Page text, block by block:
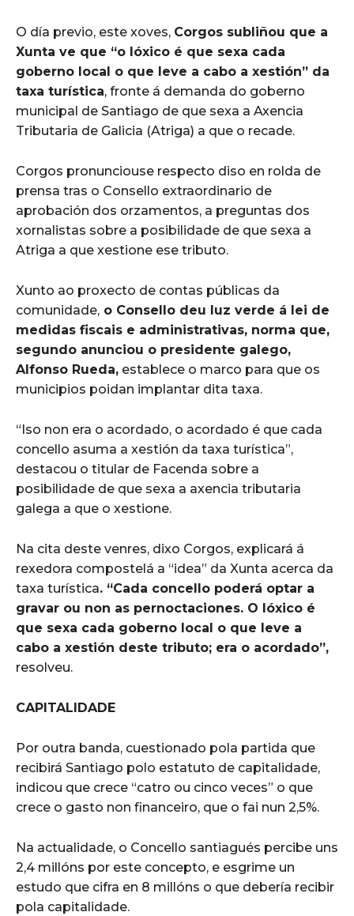
O día previo, este xoves, Corgos subliñou que a
Xunta ve que “o lóxico é que sexa cada
goberno local o que leve a cabo a xestión” da
taxa turística, fronte á demanda do goberno
municipal de Santiago de que sexa a Axencia
Tributaria de Galicia (Atriga) a que o recade.
Corgos pronunciouse respecto diso en rolda de
prensa tras o Consello extraordinario de
aprobación dos orzamentos, a preguntas dos
xornalistas sobre a posibilidade de que sexa a
Atriga a que xestione ese tributo.
Xunto ao proxecto de contas públicas da
comunidade, o Consello deu luz verde á lei de
medidas fiscais e administrativas, norma que,
segundo anunciou o presidente galego,
Alfonso Rueda, establece o marco para que os
municipios poidan implantar dita taxa.
“Iso non era o acordado, o acordado é que cada
concello asuma a xestión da taxa turística”,
destacou o titular de Facenda sobre a
posibilidade de que sexa a axencia tributaria
galega a que o xestione.
Na cita deste venres, dixo Corgos, explicará á
rexedora compostelá a “idea” da Xunta acerca da
taxa turística. “Cada concello poderá optar a
gravar ou non as pernoctaciones. O lóxico é
que sexa cada goberno local o que leve a
cabo a xestión deste tributo; era o acordado”,
resolveu.
CAPITALIDADE
Por outra banda, cuestionado pola partida que
recibirá Santiago polo estatuto de capitalidade,
indicou que crece “catro ou cinco veces” o que
crece o gasto non financeiro, que o fai nun 2,5%.
Na actualidade, o Concello santiagués percibe uns
2,4 millóns por este concepto, e esgrime un
estudo que cifra en 8 millóns o que debería recibir
pola capitalidade.